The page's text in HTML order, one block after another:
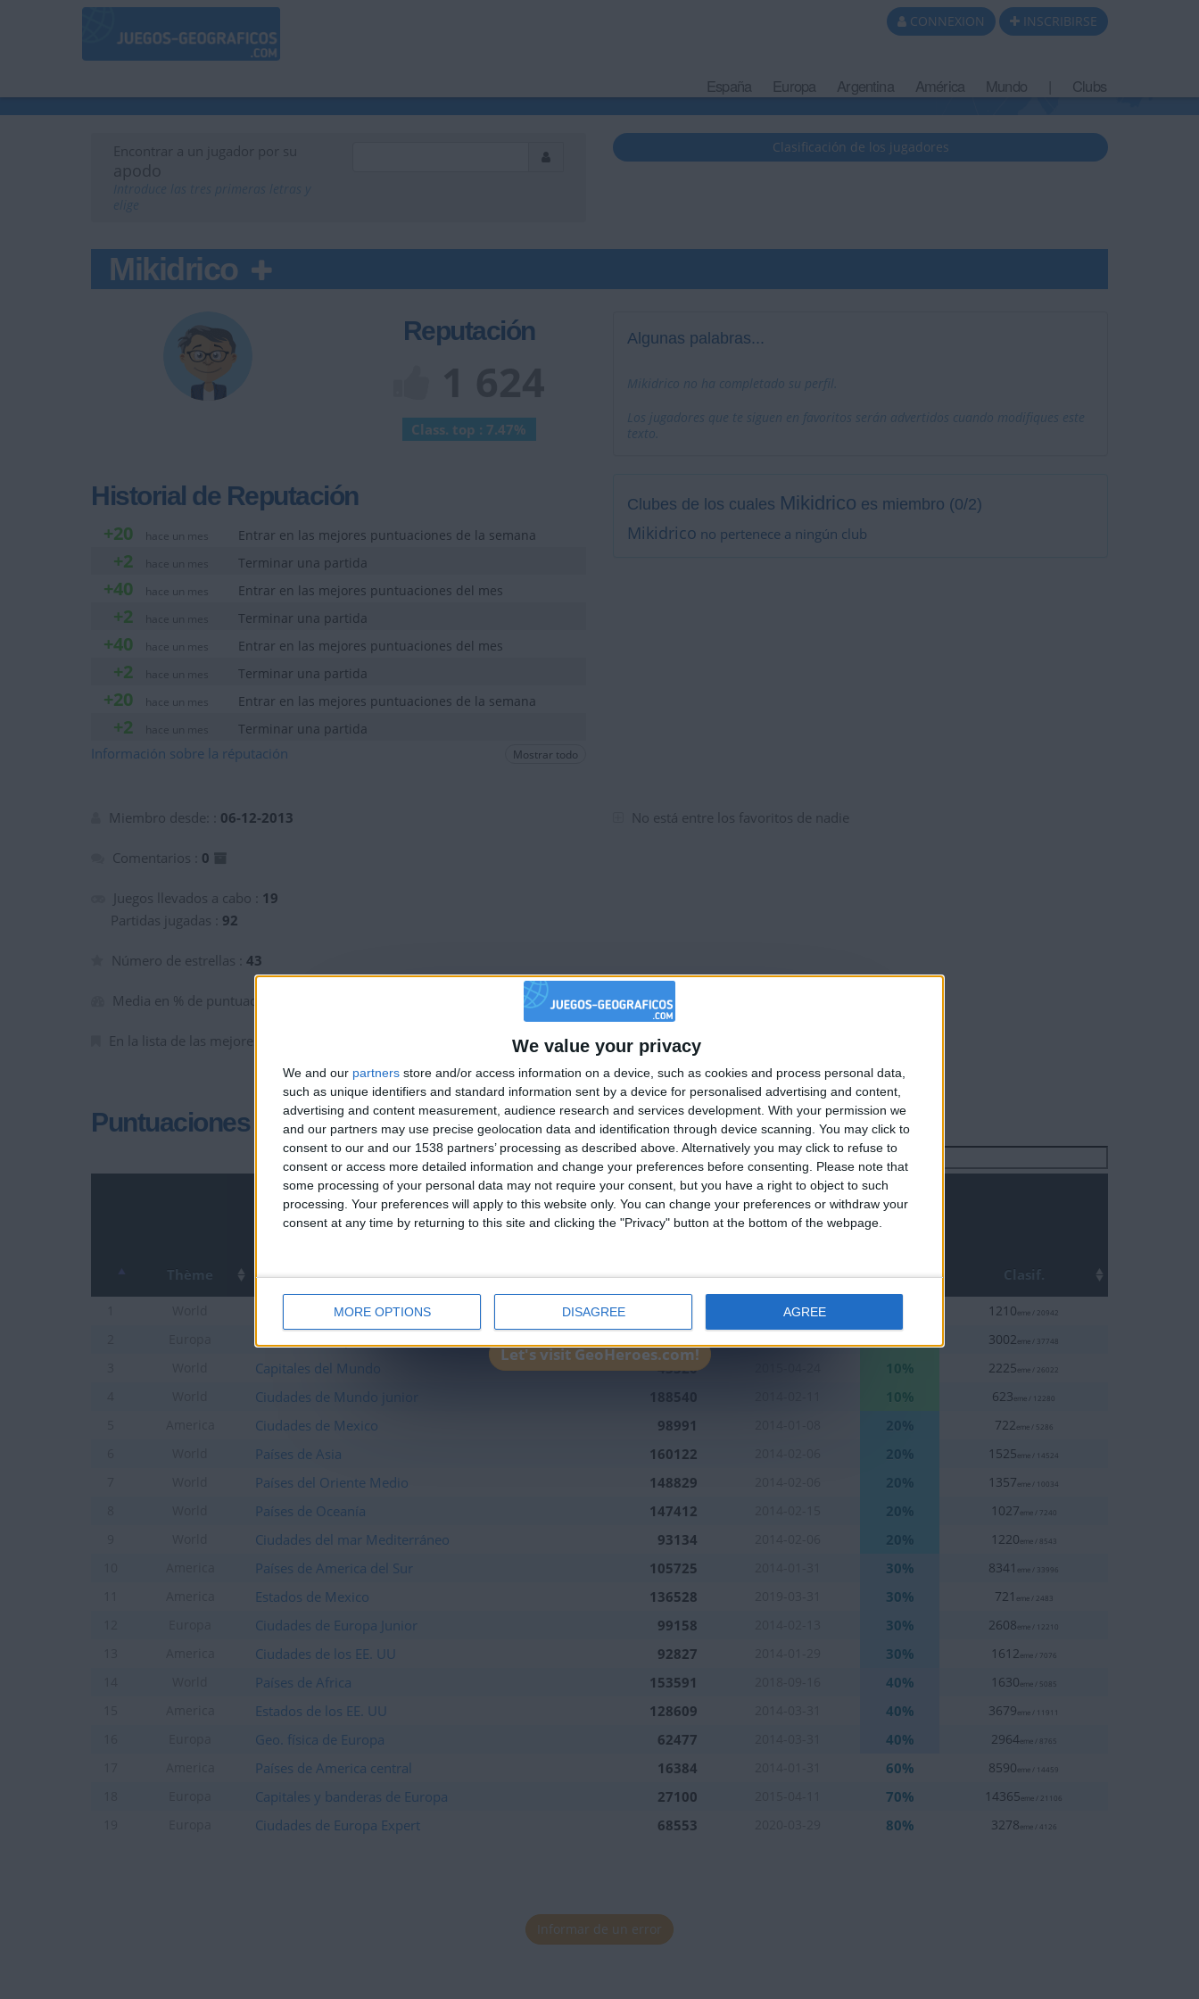
We value your privacy
We and our partners store and/or access information on a device, such as cookies and process personal data,
such as unique identifiers and standard information sent by a device for personalised advertising and content,
advertising and content measurement, audience research and services development. With your permission we
and our partners may use precise geolocation data and identification through device scanning. You may click to
consent to our and our 1538 partners’ processing as described above. Alternatively you may click to refuse to
consent or access more detailed information and change your preferences before consenting.
Please note that
some processing of your personal data may not require your consent, but you have a right to object to such
processing. Your preferences will apply to this website only. You can change your preferences or withdraw your
consent at any time by returning to this site and clicking the "Privacy" button at the bottom of the webpage.
MORE OPTIONS DISAGREE AGREE
CONNEXION INSCRIBIRSE
España Europa Argentina América Mundo Clubs
Encontrar a un jugador por su
apodo
Clasificación de los jugadores
Mikidrico
Reputación
Class. top : 7.47%
Historial de Reputación
+20 hace un mes Entrar en las mejores puntuaciones de la semana
+2 Terminar una partida
+40 hace un mes Entrar en las mejores puntuaciones del mes
+2 Terminar una partida
+40 hace un mes Entrar en las mejores puntuaciones del mes
+2 Terminar una partida
+20 hace un mes Entrar en las mejores puntuaciones de la semana
+2 Terminar una partida
+20 hace un mes Entrar en las mejores puntuaciones de la semana
+20 hace un mes Entrar en las mejores puntuaciones de la semana
Información sobre la réputación Mostrar todo
Algunas palabras...
Mikidrico no ha completado su perfil.
Los jugadores que te siguen en favoritos serán advertidos cuando modifiques este
texto.
Clubes de los cuales Mikidrico es miembro (0/2)
Mikidrico no pertenece a ningún club
Miembro desde: : 06-12-2013
Comentarios : 0
Juegos llevados a cabo : 19
Partidas jugadas : 92
Número de estrellas : 43
Media en % de puntuación max. :
En la lista de las mejores partidas :
No está entre los favoritos de nadie
Puntuaciones
Buscar:
4 5 4 3
Thème Nombre
resultados
Fecha Clasif.
Ciudades de Mundo 2015-03-02 1210eme / 20942
Países de Europa 3002eme / 37748
Capitales del Mundo 43520 10% 2225eme / 26022
Ciudades de Mundo junior 188540 10% 623eme / 12280
Ciudades de Mexico 98991 20% 722eme / 5286
Países de Asia 160122 20% 1525eme / 14524
Países del Oriente Medio 148829 20% 1357eme / 10034
Países de Oceanía 147412 20% 1027eme / 7240
Ciudades del mar Mediterráneo 93134 20% 1220eme / 8543
Países de America del Sur 105725 30% 8341 eme / 33996
Estados de Mexico 136528 30% 721 eme / 2483
Ciudades de Europa Junior 99158 30% 2608eme / 12210
Ciudades de los EE. UU 92827 30% 1612eme / 7076
Países de Africa 153591 40% 1630eme / 5085
Estados de los EE. UU 128609 40% 3679eme / 11911
Geo. física de Europa 62477 40% 2964eme / 8765
Países de America central 16384 60% 8590eme / 14459
Capitales y banderas de Europa 27100 70% 14365eme / 21106
Ciudades de Europa Expert 68553 80% 3278eme / 4126
Informar de un error
🇺🇸 We noticed you’re visiting from
an English-speaking country
Join our American version now and be among
the firsts to submit your score on our
leaderboards!
Let's visit GeoHeroes.com!